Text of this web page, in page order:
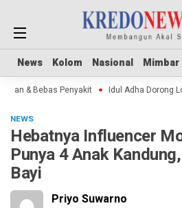
News Kolom Nasional Mimbar
News Kolom Nasional Mimbar
& Bebas Penyakit Idul Adha Dorong
NEWS
Hebatnya Influencer
Punya 4 Anak
Bayi
Priyo Suwarno